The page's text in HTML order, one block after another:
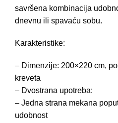
savršena kombinacija
dnevnu ili spavaću sobu.
Karakteristike:
– Dimenzije: 200×220 cm,
kreveta
– Dvostrana upotreba:
– Jedna strana mekana
udobnost